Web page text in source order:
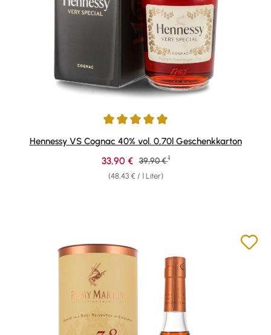
Durchschnittliche Bewertung von 4.95 von 5 Sternen
Hennessy VS Cognac 40% vol. 0,70l Geschenkkarton
(48,43 € / 1 Liter)
Verkaufspreis:
33,90 € Regulärer Preis:
39,90 € 1